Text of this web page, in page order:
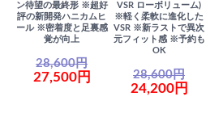
ン待望の最終形 ※超好
評の新開発ハニカムヒ
ール ※密着度と足裏感
覚が向上
28,600円
27,500円
VSR ローボリューム)
※軽く柔軟に進化した
VSR ※新ラストで異次
元フィット感 ※予約も
OK
28,600円
24,200円